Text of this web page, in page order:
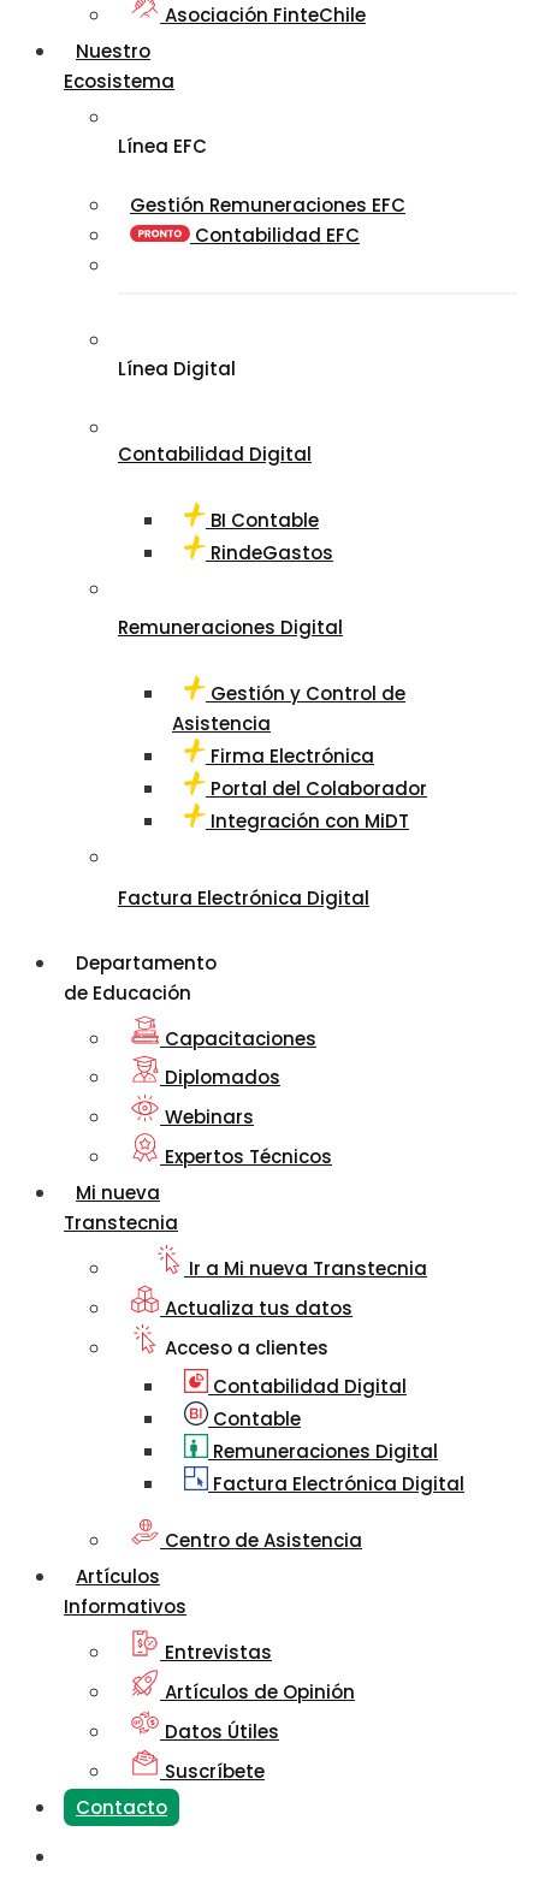
Asociación FinteChile
Nuestro
Ecosistema
Línea EFC
Gestión Remuneraciones EFC
Contabilidad EFC
Línea Digital
Contabilidad Digital
BI Contable
RindeGastos
Remuneraciones Digital
Gestión y Control de
Asistencia
Firma Electrónica
Portal del Colaborador
Integración con MiDT
Factura Electrónica Digital
Departamento
de Educación
Capacitaciones
Diplomados
Webinars
Expertos Técnicos
Mi nueva
Transtecnia
Ir a Mi nueva Transtecnia
Actualiza tus datos
Acceso a clientes
Contabilidad Digital
Contable
Remuneraciones Digital
Factura Electrónica Digital
Centro de Asistencia
Artículos
Informativos
Entrevistas
Artículos de Opinión
Datos Útiles
Suscríbete
Contacto